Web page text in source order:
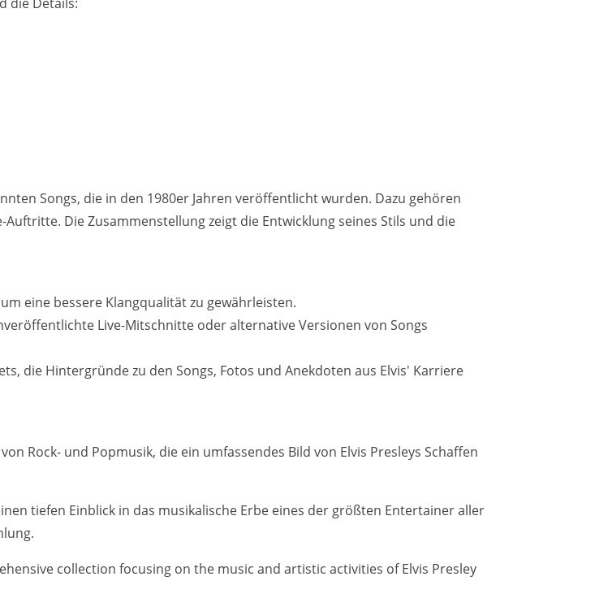
Songs, die in den 1980er Jahren veröffentlicht wurden. Dazu gehören
Die Zusammenstellung zeigt die Entwicklung seines Stils und die
eine bessere Klangqualität zu gewährleisten.
Live-Mitschnitte oder alternative Versionen von Songs
die Hintergründe zu den Songs, Fotos und Anekdoten aus Elvis' Karriere
Rock- und Popmusik, die ein umfassendes Bild von Elvis Presleys Schaffen
tiefen Einblick in das musikalische Erbe eines der größten Entertainer aller
collection focusing on the music and artistic activities of Elvis Presley